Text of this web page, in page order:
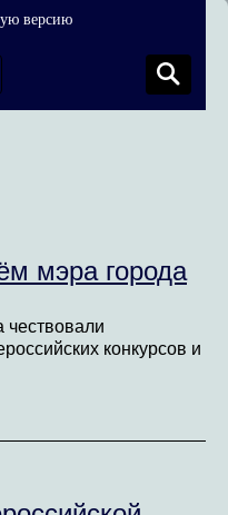
версию
мэра города
чествовали
конкурсов и